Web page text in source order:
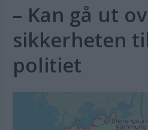
– Kan gå ut
sikkerheten
politiet